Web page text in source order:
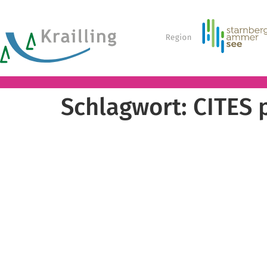
Schlagwort: